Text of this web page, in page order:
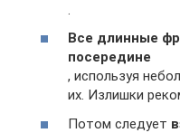
.
Все длинные
посередине
, используя
их. Излишки
Потом следует